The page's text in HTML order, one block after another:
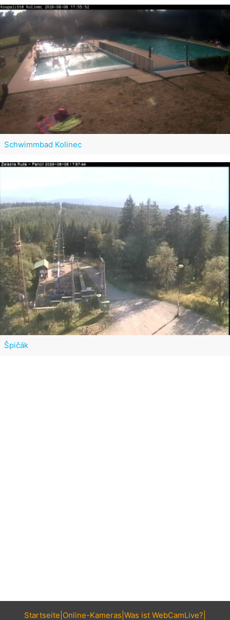
Schwimmbad Kolinec
Špičák
Startseite Online-Kameras Was ist WebCamLive?